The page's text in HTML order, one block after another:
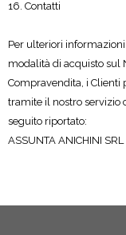
16. Contatti
Per ulteriori
modalità di acquisto sul
Compravendita, i Clienti
tramite il nostro servizio
seguito riportato:
ASSUNTA ANICHINI